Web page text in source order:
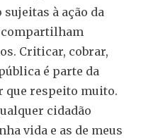
à ação da
compartilham
Criticar, cobrar,
é parte da
que respeito muito.
cidadão
vida e as de meus